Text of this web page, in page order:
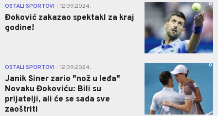
OSTALI SPORTOVI 12.09.2024.
Đoković zakazao spektakl za kraj
godine!
0
OSTALI SPORTOVI 12.09.2024.
Janik Siner zario "nož u leđa"
Novaku Đokoviću: Bili su
prijatelji, ali će se sada sve
zaoštriti
0